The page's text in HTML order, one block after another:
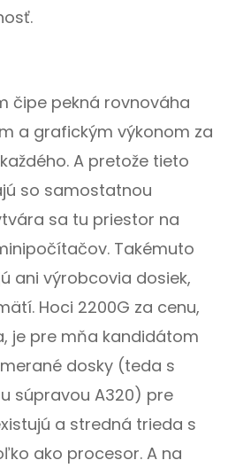
čipe pekná rovnováha
a grafickým výkonom za
A pretože tieto
so samostatnou
sa tu priestor na
Takémuto
ani výrobcovia dosiek,
Hoci 2200G za cenu,
je pre mňa kandidátom
dosky (teda s
súpravou A320) pre
a stredná trieda s
ako procesor. A na